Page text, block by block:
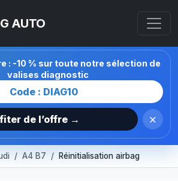
AUTO
: -10 % sur toute notre sélection de
valises diagnostic
Code : DIAG10
de l’offre → ×
A4 B7 Réinitialisation airbag